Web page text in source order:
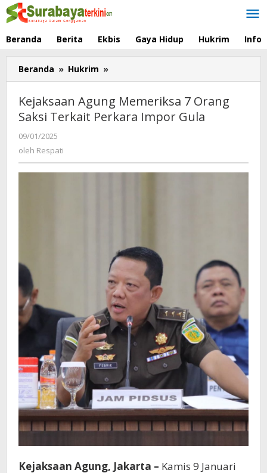
Lewati
ke
Beranda Berita Ekbis Gaya Hidup Hukrim Info
Beranda » Hukrim »
Agung
7
Orang
Kejaksaan Agung Memeriksa 7 Orang
Saksi Terkait Perkara Impor Gula
09/01/2025
oleh Respati
Kejaksaan Agung, Jakarta – Kamis 9 Januari